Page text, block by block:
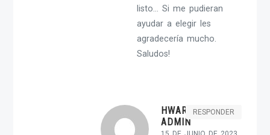
listo… Si me pudieran
ayudar a elegir les
agradecería mucho.
Saludos!
HWARGENT-
ADMIN
RESPONDER